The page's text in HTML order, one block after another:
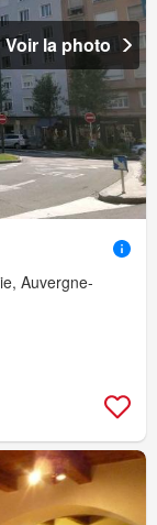
Voir la photo
Auvergne-